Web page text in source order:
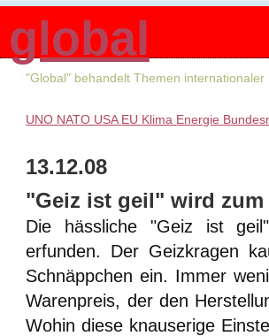
global
"Global" behandelt Themen
UNO NATO USA EU Klima Energie
13.12.08
"Geiz ist geil" wird zum
Die hässliche "Geiz ist
erfunden. Der Geizkragen
Schnäppchen ein. Immer
Warenpreis, der den
Wohin diese knauserige